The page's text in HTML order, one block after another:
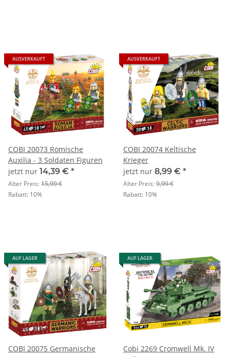
AUSVERKAUFT
COBI 20073 Römische
Auxilia - 3 Soldaten Figuren
jetzt nur 14,39 € *
Alter Preis:15,99 €
Rabatt: 10%
AUSVERKAUFT
COBI 20074 Keltische
Krieger
jetzt nur 8,99 € *
Alter Preis:9,99 €
Rabatt: 10%
AUF LAGER
COBI 20075 Germanische
AUF LAGER
Cobi 2269 Cromwell Mk. IV